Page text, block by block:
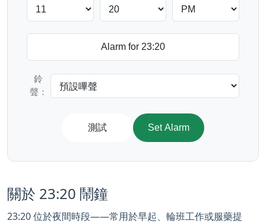
鈴
聲：
測試 Set Alarm
關於 23:20 鬧鐘
23:20 位於夜間時段——常用於早起、輪班工作或服藥提